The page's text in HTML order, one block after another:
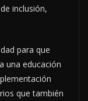
inclusión,
para que
una educación
que también